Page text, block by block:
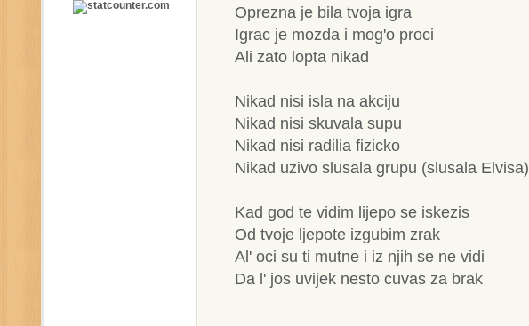
Oprezna je bila tvoja igra
Igrac je mozda i mog'o proci
Ali zato lopta nikad
Nikad nisi isla na akciju
Nikad nisi skuvala supu
Nikad nisi radilia fizicko
Nikad uzivo slusala grupu (slusala Elvisa)
Kad god te vidim lijepo se iskezis
Od tvoje ljepote izgubim zrak
Al' oci su ti mutne i iz njih se ne vidi
Da l' jos uvijek nesto cuvas za brak